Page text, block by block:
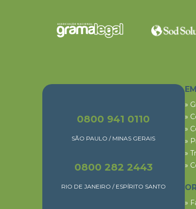
0800 941 0110
SÃO PAULO / MINAS GERAIS
0800 282 2443
RIO DE JANEIRO / ESPÍRITO SANTO
»
»
»
»
»
»
»